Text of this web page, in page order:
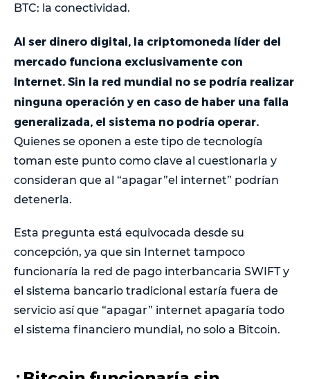
BTC: la conectividad.
Al ser dinero digital, la criptomoneda líder del
mercado funciona exclusivamente con
Internet. Sin la red mundial no se podría realizar
ninguna operación y en caso de haber una falla
generalizada, el sistema no podría operar.
Quienes se oponen a este tipo de tecnología
toman este punto como clave al cuestionarla y
consideran que al “apagar”el internet” podrían
detenerla.
Esta pregunta está equivocada desde su
concepción, ya que sin Internet tampoco
funcionaría la red de pago interbancaria SWIFT y
el sistema bancario tradicional estaría fuera de
servicio así que “apagar” internet apagaría todo
el sistema financiero mundial, no solo a Bitcoin.